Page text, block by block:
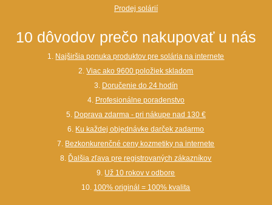
Prodej solárií
10 dôvodov prečo nakupovať u nás
1. Najširšia ponuka produktov pre solária na internete
2.Viac ako 9600 položiek skladom
3. Doručenie do 24 hodín
4. Profesionálne poradenstvo
5. Doprava zdarma - pri nákupe nad 130 €
6. Ku každej objednávke darček zadarmo
7. Bezkonkurenčné ceny kozmetiky na internete
8. Ďalšia zľava pre registrovaných zákazníkov
9. Už 10 rokov v odbore
10. 100% originál = 100% kvalita